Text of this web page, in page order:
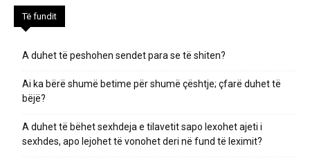
Të fundit
A duhet të peshohen sendet para se të shiten?
Ai ka bërë shumë betime për shumë çështje; çfarë duhet të
bëjë?
A duhet të bëhet sexhdeja e tilavetit sapo lexohet ajeti i
sexhdes, apo lejohet të vonohet deri në fund të leximit?